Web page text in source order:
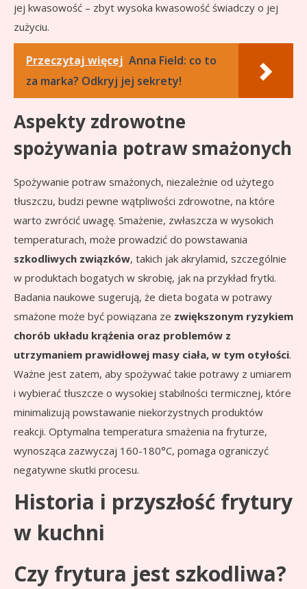
jej kwasowość – zbyt wysoka kwasowość świadczy o jej
zużyciu.
Przeczytaj więcej Anna Field: co to
za marka? Odkryj jej sekrety!
Aspekty zdrowotne
spożywania potraw smażonych
Spożywanie potraw smażonych, niezależnie od użytego
tłuszczu, budzi pewne wątpliwości zdrowotne, na które
warto zwrócić uwagę. Smażenie, zwłaszcza w wysokich
temperaturach, może prowadzić do powstawania
szkodliwych związków, takich jak akrylamid, szczególnie
w produktach bogatych w skrobię, jak na przykład frytki.
Badania naukowe sugerują, że dieta bogata w potrawy
smażone może być powiązana ze zwiększonym ryzykiem
chorób układu krążenia oraz problemów z
utrzymaniem prawidłowej masy ciała, w tym otyłości.
Ważne jest zatem, aby spożywać takie potrawy z umiarem
i wybierać tłuszcze o wysokiej stabilności termicznej, które
minimalizują powstawanie niekorzystnych produktów
reakcji. Optymalna temperatura smażenia na fryturze,
wynosząca zazwyczaj 160-180°C, pomaga ograniczyć
negatywne skutki procesu.
Historia i przyszłość frytury
w kuchni
Czy frytura jest szkodliwa?